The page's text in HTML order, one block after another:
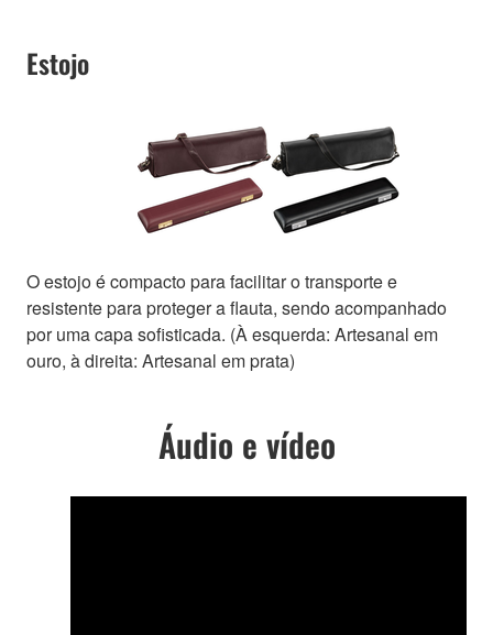
Estojo
O estojo é compacto para facilitar o transporte e
resistente para proteger a flauta, sendo acompanhado
por uma capa sofisticada. (À esquerda: Artesanal em
ouro, à direita: Artesanal em prata)
Áudio e vídeo